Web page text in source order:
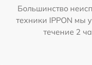
Большинство
техники IPPON мы
течение 2